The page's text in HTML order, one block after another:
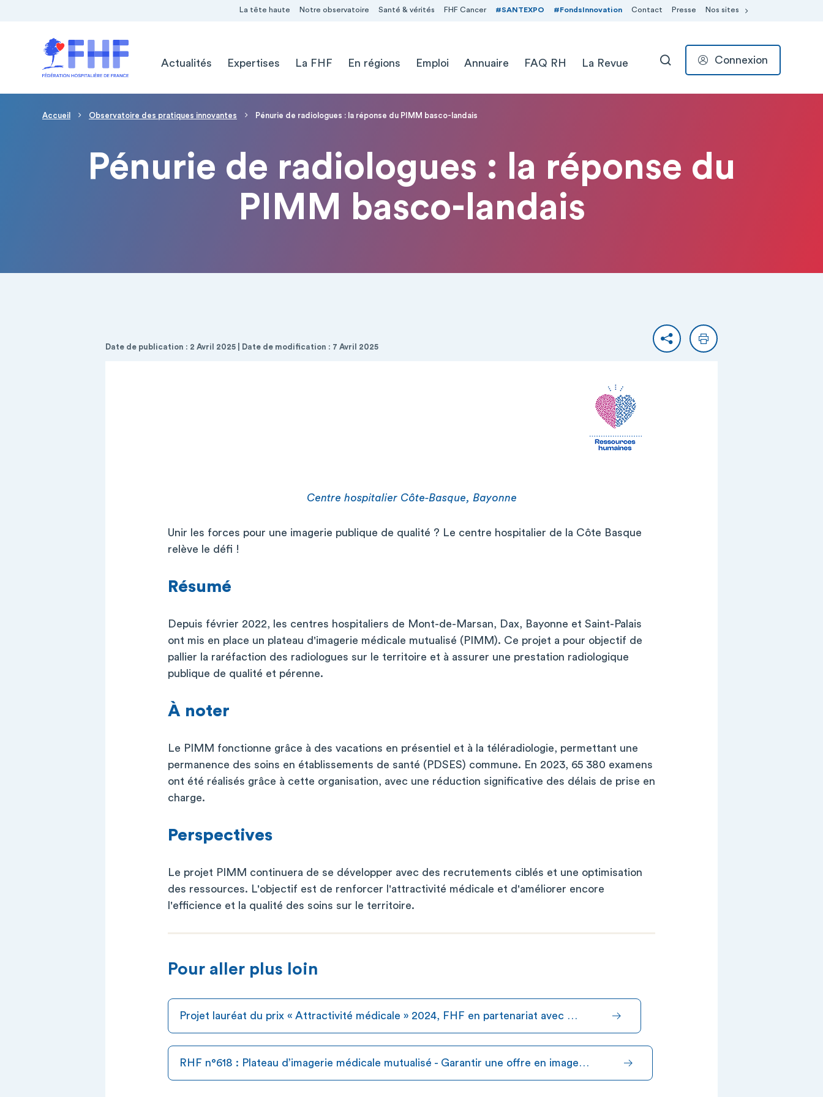
La tête haute Notre observatoire Santé & vérités FHF Cancer #SANTEXPO #FondsInnovation Contact Presse Nos sites
Actualités
Expertises La FHF En régions Emploi Annuaire FAQ RH La Revue RECHERCHER
Connexion
Fil d'Ariane
Accueil Observatoire des pratiques innovantes Pénurie de radiologues : la réponse du PIMM basco-landais
Pénurie de radiologues : la réponse du
PIMM basco-landais
Date de publication : 2 Avril 2025 | Date de modification : 7 Avril 2025 PartagerImprimer
Centre hospitalier Côte-Basque, Bayonne
Unir les forces pour une imagerie publique de qualité ? Le centre hospitalier de la Côte Basque
relève le défi !
Résumé
Depuis février 2022, les centres hospitaliers de Mont-de-Marsan, Dax, Bayonne et Saint-Palais
ont mis en place un plateau d'imagerie médicale mutualisé (PIMM). Ce projet a pour objectif de
pallier la raréfaction des radiologues sur le territoire et à assurer une prestation radiologique
publique de qualité et pérenne.
À noter
Le PIMM fonctionne grâce à des vacations en présentiel et à la téléradiologie, permettant une
permanence des soins en établissements de santé (PDSES) commune. En 2023, 65 380 examens
ont été réalisés grâce à cette organisation, avec une réduction significative des délais de prise en
charge.
Perspectives
Le projet PIMM continuera de se développer avec des recrutements ciblés et une optimisation
des ressources. L'objectif est de renforcer l'attractivité médicale et d'améliorer encore
l'efficience et la qualité des soins sur le territoire.
Pour aller plus loin
Projet lauréat du prix « Attractivité médicale » 2024, FHF en partenariat avec …
RHF n°618 : Plateau d’imagerie médicale mutualisé - Garantir une offre en image…